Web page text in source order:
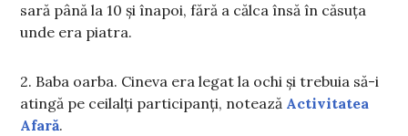
sară până la 10 și înapoi, fără a călca însă în căsuța
unde era piatra.
2. Baba oarba. Cineva era legat la ochi și trebuia să-i
atingă pe ceilalți participanți, notează Activitatea
Afară.